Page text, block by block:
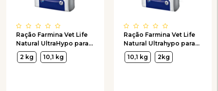
Ração Farmina Vet Life
Natural UltraHypo para
Cães
2 kg 10,1 kg
Ração Farmina Vet Life
Natural Ultrahypo para
Cães Adultos de Raças
Pequenas
10,1 kg 2kg